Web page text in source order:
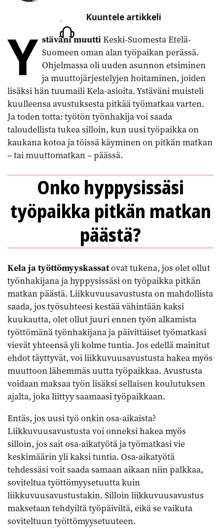
Kuuntele
artikkeli
Kuuntele artikkeli
Y stäväni muuttiKeski-Suomesta Etelä-
Suomeen oman alan työpaikan perässä.
Ohjelmassa oli uuden asunnon etsiminen
ja muuttojärjestelyjen hoitaminen, joiden
lisäksi hän tuumaili Kela-asioita. Ystäväni muisteli
kuulleensa avustuksesta pitkää työmatkaa varten.
Ja toden totta: työtön työnhakija voi saada
taloudellista tukea silloin, kun uusi työpaikka on
kaukana kotoa ja töissä käyminen on pitkän matkan
– tai muuttomatkan – päässä.
Onko hyppysissäsi
työpaikka pitkän matkan
päästä?
Kela ja työttömyyskassatovat tukena, jos olet ollut
työnhakijana ja hyppysissäsi on työpaikka pitkän
matkan päästä. Liikkuvuusavustusta on mahdollista
saada, jos työsuhteesi kestää vähintään kaksi
kuukautta, olet ollut juuri ennen työn alkamista
työttömänä työnhakijana ja päivittäiset työmatkasi
vievät yhteensä yli kolme tuntia. Jos edellä mainitut
ehdot täyttyvät, voi liikkuvuusavustusta hakea myös
muuttoon lähemmäs uutta työpaikkaa. Avustusta
voidaan maksaa työn lisäksi sellaisen koulutuksen
ajalta, joka liittyy saamaasi työpaikkaan.
Entäs, jos uusi työ onkin osa-aikaista?
Liikkuvuusavustusta voi onneksi hakea myös
silloin, jos sait osa-aikatyötä ja työmatkasi vie
keskimäärin yli kaksi tuntia. Osa-aikatyötä
tehdessäsi voit saada samaan aikaan niin palkkaa,
soviteltua työttömyysetuutta kuin
liikkuvuusavustustakin. Silloin liikkuvuusavustus
maksetaan tehdyiltä työpäiviltä, eikä se vaikuta
soviteltuun työttömyysetuuteen.